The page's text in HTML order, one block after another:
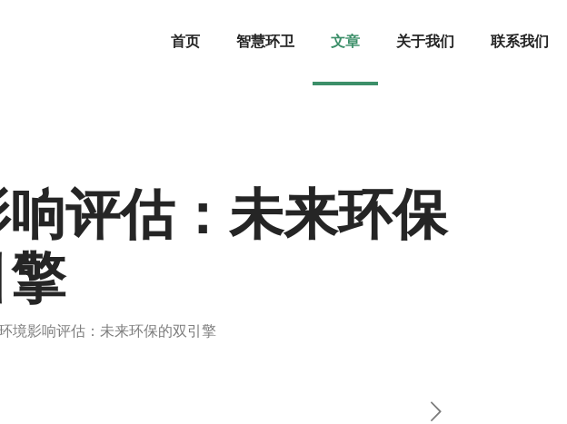
首页 智慧环卫 文章 关于我们 联系我们
评估：未来环保
境影响评估：未来环保的双引擎